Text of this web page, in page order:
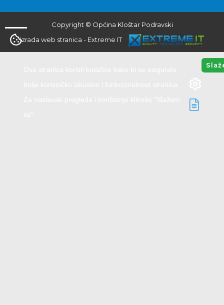
Copyright © Općina Kloštar Podravski
Izrada web stranica - Extreme IT